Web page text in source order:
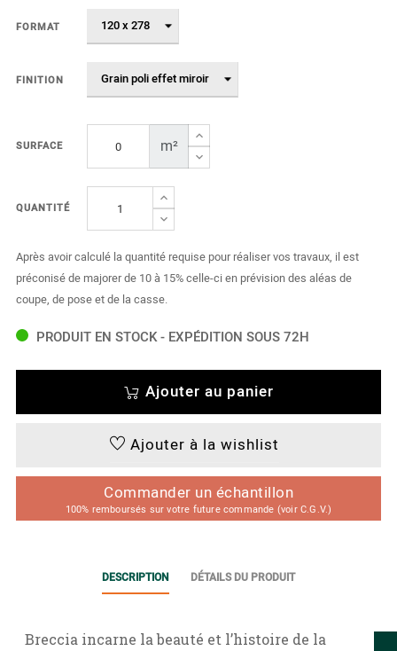
FORMAT
FINITION
SURFACE m²
QUANTITÉ
Après avoir calculé la quantité requise pour réaliser vos travaux, il est
préconisé de majorer de 10 à 15% celle-ci en prévision des aléas de
coupe, de pose et de la casse.
PRODUIT EN STOCK - EXPÉDITION SOUS 72H
Ajouter au panier
Ajouter à la wishlist
Commander un échantillon
100% remboursés sur votre future commande (voir C.G.V.)
DESCRIPTION DÉTAILS DU PRODUIT
Breccia incarne la beauté et l’histoire de la